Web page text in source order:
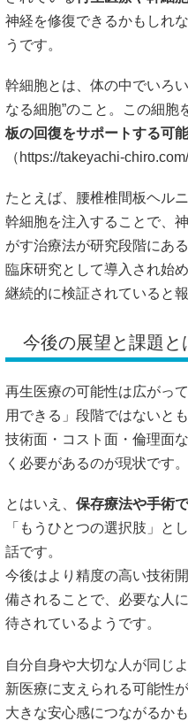
神経を修復できるかもしれ
うです。
幹細胞とは、体の中でいろ
なる細胞”のこと。この細胞
板の回復をサポートする可
（ https://takeyachi-
たとえば、腰椎椎間板ヘル
幹細胞を注入することで、
がす治療法が研究段階にあ
臨床研究として導入され始
継続的に検証されていると
今後の展望と課題と
再生医療の可能性は広がっ
用できる」段階ではないと
技術面・コスト面・倫理面
く必要があるのが現状です。
とはいえ、 保存療法や手術
「もうひとつの選択肢」と
話です。
今後はより精度の高い技術
備されることで、必要な人
待されているようです。
自分自身や大切な人が同じ
新医療に支えられる可能性
大きな安心感につながるか